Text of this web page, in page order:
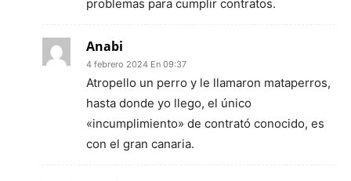
problemas para cumplir contratos.
Anabi
4 febrero 2024 En 09:37
Atropello un perro y le llamaron mataperros,
hasta donde yo llego, el único
«incumplimiento» de contrató conocido, es
con el gran canaria.